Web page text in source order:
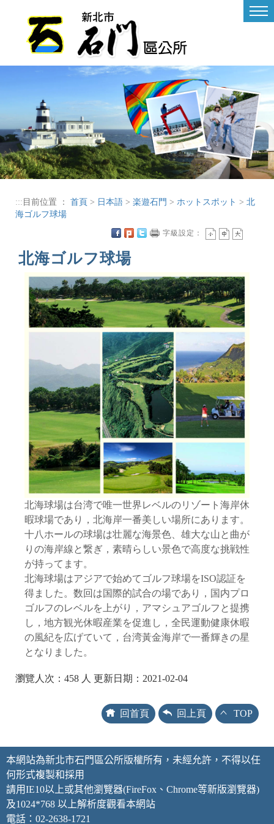
:::目前位置 ： 首頁 > 日本語 > 楽遊石門 > ホットスポット > 北
海ゴルフ球場
北海ゴルフ球場
字級設定：
北海球場は台湾で唯一世界レベルのリゾート海岸休
暇球場であり，北海岸一番美しい場所にあります。
十八ホールの球場は壮麗な海景色、雄大な山と曲が
りの海岸線と繋ぎ，素晴らしい景色で高度な挑戦性
が持ってます。
北海球場はアジアで始めてゴルフ球場をISO認証を
得ました。数回は国際的試合の場であり，国内プロ
ゴルフのレベルを上がり，アマシュアゴルフと提携
し，地方観光休暇産業を促進し，全民運動健康休暇
の風紀を広げていて，台湾黃金海岸で一番輝きの星
となりました。
瀏覽人次：458 人 更新日期：2021-02-04
回首頁 回上頁 TOP
本網站為新北市石門區公所版權所有，未經允許，不得以任
何形式複製和採用
請用IE10以上或其他瀏覽器(FireFox、Chrome等新版瀏覽器)
及1024*768 以上解析度觀看本網站
電話：02-2638-1721